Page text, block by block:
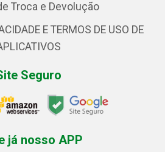
Troca e Devolução
E TERMOS DE USO DE
Seguro
já nosso APP